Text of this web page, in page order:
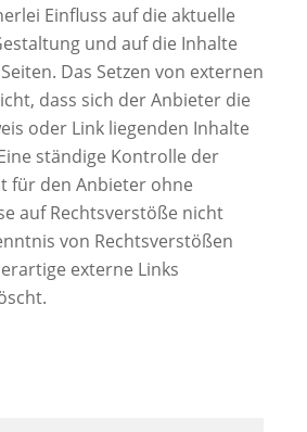
Einfluss auf die aktuelle
und auf die Inhalte
Das Setzen von externen
dass sich der Anbieter die
oder Link liegenden Inhalte
ständige Kontrolle der
für den Anbieter ohne
auf Rechtsverstöße nicht
von Rechtsverstößen
externe Links